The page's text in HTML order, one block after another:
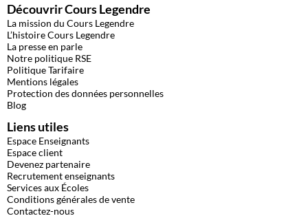
Découvrir Cours Legendre
La mission du Cours Legendre
L’histoire Cours Legendre
La presse en parle
Notre politique RSE
Politique Tarifaire
Mentions légales
Protection des données personnelles
Blog
Liens utiles
Espace Enseignants
Espace client
Devenez partenaire
Recrutement enseignants
Services aux Écoles
Conditions générales de vente
Contactez-nous